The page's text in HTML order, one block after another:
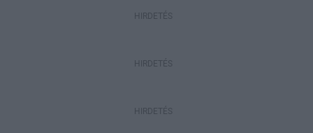
HIRDETÉS
HIRDETÉS
HIRDETÉS